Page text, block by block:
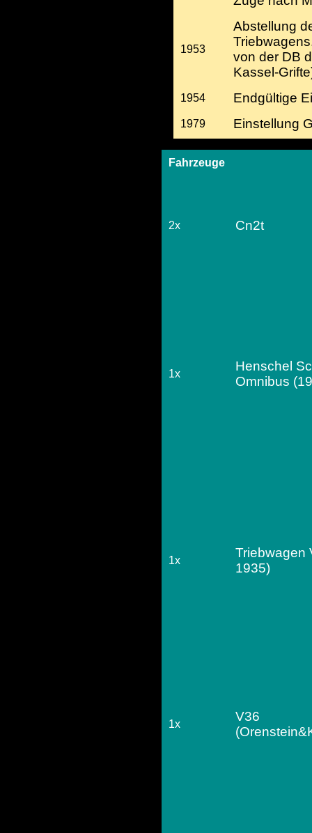
1953
Abstellung
von der DB
Kassel-
1954 Endgültige
1979 Einstellung
Fahrzeuge
2x Cn2t
1x
Henschel
Omnibus
1x
Triebwagen
1935)
1x
V36